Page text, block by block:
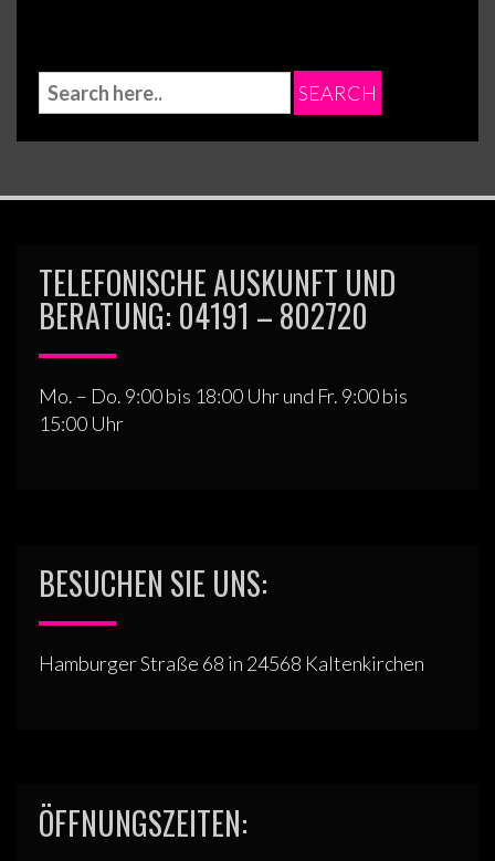
TELEFONISCHE AUSKUNFT UND
BERATUNG: 04191 – 802720
Mo. – Do. 9:00 bis 18:00 Uhr und Fr. 9:00 bis
15:00 Uhr
BESUCHEN SIE UNS:
Hamburger Straße 68 in 24568 Kaltenkirchen
ÖFFNUNGSZEITEN: